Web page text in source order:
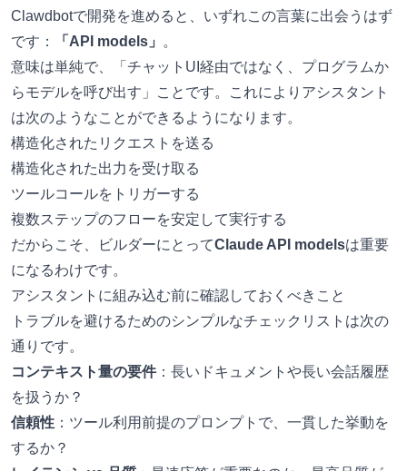
Clawdbotで開発を進めると、いずれこの言葉に出会うはず
です：
「API models」
。
意味は単純で、「チャットUI経由ではなく、プログラムか
らモデルを呼び出す」ことです。これによりアシスタント
は次のようなことができるようになります。
構造化されたリクエストを送る
構造化された出力を受け取る
ツールコールをトリガーする
複数ステップのフローを安定して実行する
だからこそ、ビルダーにとってClaude API modelsは重要
になるわけです。
アシスタントに組み込む前に確認しておくべきこと
トラブルを避けるためのシンプルなチェックリストは次の
通りです。
コンテキスト量の要件：長いドキュメントや長い会話履歴
を扱うか？
信頼性 ：ツール利用前提のプロンプトで、一貫した挙動を
するか？